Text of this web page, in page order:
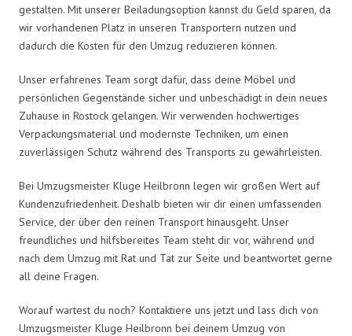
gestalten. Mit unserer Beiladungsoption kannst du Geld sparen, da
wir vorhandenen Platz in unseren Transportern nutzen und
dadurch die Kosten für den Umzug reduzieren können.
Unser erfahrenes Team sorgt dafür, dass deine Möbel und
persönlichen Gegenstände sicher und unbeschädigt in dein neues
Zuhause in Rostock gelangen. Wir verwenden hochwertiges
Verpackungsmaterial und modernste Techniken, um einen
zuverlässigen Schutz während des Transports zu gewährleisten.
Bei Umzugsmeister Kluge Heilbronn legen wir großen Wert auf
Kundenzufriedenheit. Deshalb bieten wir dir einen umfassenden
Service, der über den reinen Transport hinausgeht. Unser
freundliches und hilfsbereites Team steht dir vor, während und
nach dem Umzug mit Rat und Tat zur Seite und beantwortet gerne
all deine Fragen.
Worauf wartest du noch? Kontaktiere uns jetzt und lass dich von
Umzugsmeister Kluge Heilbronn bei deinem Umzug von